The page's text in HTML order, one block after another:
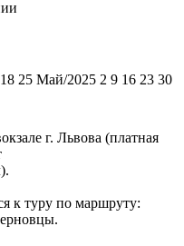
25 Май/2025 2 9 16 23 30
г. Львова (платная
к туру по маршруту: